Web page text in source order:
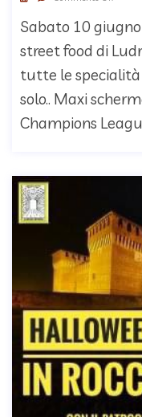
Sabato 10
street food di
tutte le
solo.. Maxi
Champions